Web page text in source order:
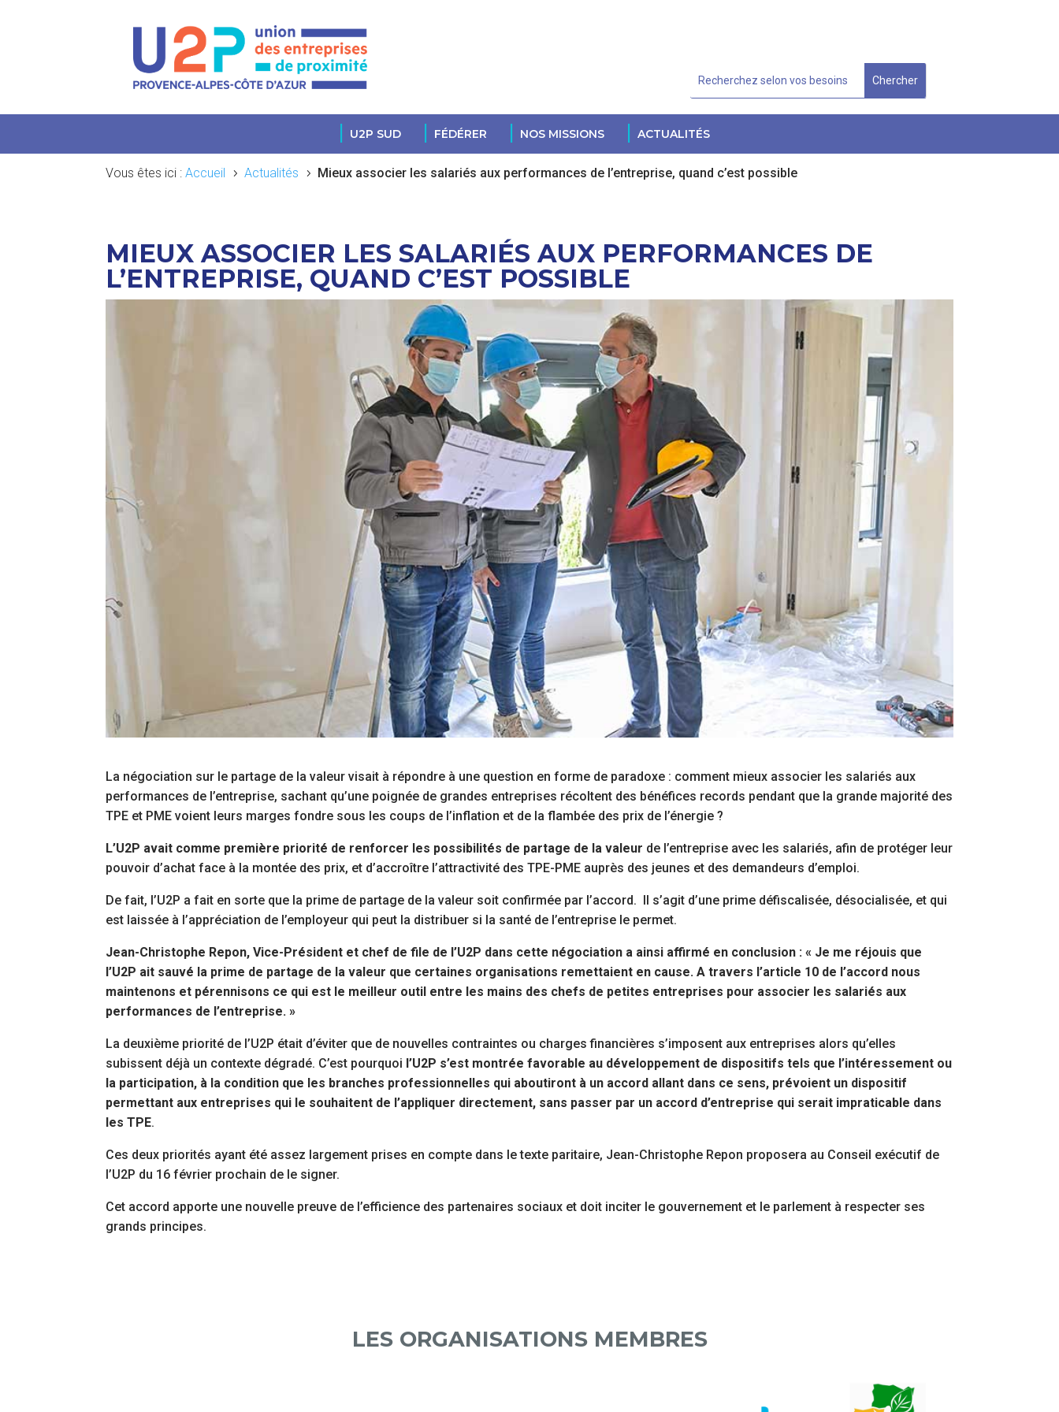
U2P SUD FÉDÉRER NOS MISSIONS ACTUALITÉS
Vous êtes ici :Accueil 5 Actualités 5 Mieux associer les salariés aux performances de l’entreprise, quand c’est possible
MIEUX ASSOCIER LES SALARIÉS AUX PERFORMANCES DE
L’ENTREPRISE, QUAND C’EST POSSIBLE
La négociation sur le partage de la valeur visait à répondre à une question en forme de paradoxe : comment mieux associer les salariés aux
performances de l’entreprise, sachant qu’une poignée de grandes entreprises récoltent des bénéfices records pendant que la grande majorité des
TPE et PME voient leurs marges fondre sous les coups de l’inflation et de la flambée des prix de l’énergie ?
L’U2P avait comme première priorité de renforcer les possibilités de partage de la valeur de l’entreprise avec les salariés, afin de protéger leur
pouvoir d’achat face à la montée des prix, et d’accroître l’attractivité des TPE-PME auprès des jeunes et des demandeurs d’emploi.
De fait, l’U2P a fait en sorte que la prime de partage de la valeur soit confirmée par l’accord.
Il s’agit d’une prime défiscalisée, désocialisée, et qui
est laissée à l’appréciation de l’employeur qui peut la distribuer si la santé de l’entreprise le permet.
Jean-Christophe Repon, Vice-Président et chef de file de l’U2P dans cette négociation a ainsi affirmé en conclusion : « Je me réjouis que
l’U2P ait sauvé la prime de partage de la valeur que certaines organisations remettaient en cause. A travers l’article 10 de l’accord nous
maintenons et pérennisons ce qui est le meilleur outil entre les mains des chefs de petites entreprises pour associer les salariés aux
performances de l’entreprise. »
La deuxième priorité de l’U2P était d’éviter que de nouvelles contraintes ou charges financières s’imposent aux entreprises alors qu’elles
subissent déjà un contexte dégradé. C’est pourquoi l’U2P s’est montrée favorable au développement de dispositifs tels que l’intéressement ou
la participation, à la condition que les branches professionnelles qui aboutiront à un accord allant dans ce sens, prévoient un dispositif
permettant aux entreprises qui le souhaitent de l’appliquer directement, sans passer par un accord d’entreprise qui serait impraticable dans
les TPE.
Ces deux priorités ayant été assez largement prises en compte dans le texte paritaire, Jean-Christophe Repon proposera au Conseil exécutif de
l’U2P du 16 février prochain de le signer.
Cet accord apporte une nouvelle preuve de l’efficience des partenaires sociaux et doit inciter le gouvernement et le parlement à respecter ses
grands principes.
LES ORGANISATIONS MEMBRES